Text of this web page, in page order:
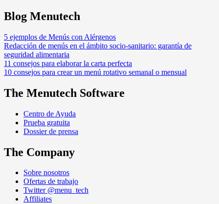
Blog Menutech
5 ejemplos de Menús con Alérgenos
Redacción de menús en el ámbito socio-sanitario: garantía de
seguridad alimentaria
11 consejos para elaborar la carta perfecta
10 consejos para crear un menú rotativo semanal o mensual
The Menutech Software
Centro de Ayuda
Prueba gratuita
Dossier de prensa
The Company
Sobre nosotros
Ofertas de trabajo
Twitter @menu_tech
Affiliates